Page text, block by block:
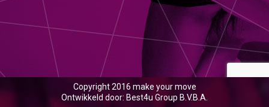
Copyright 2016 make your move
Ontwikkeld door: Best4u Group B.V.B.A.